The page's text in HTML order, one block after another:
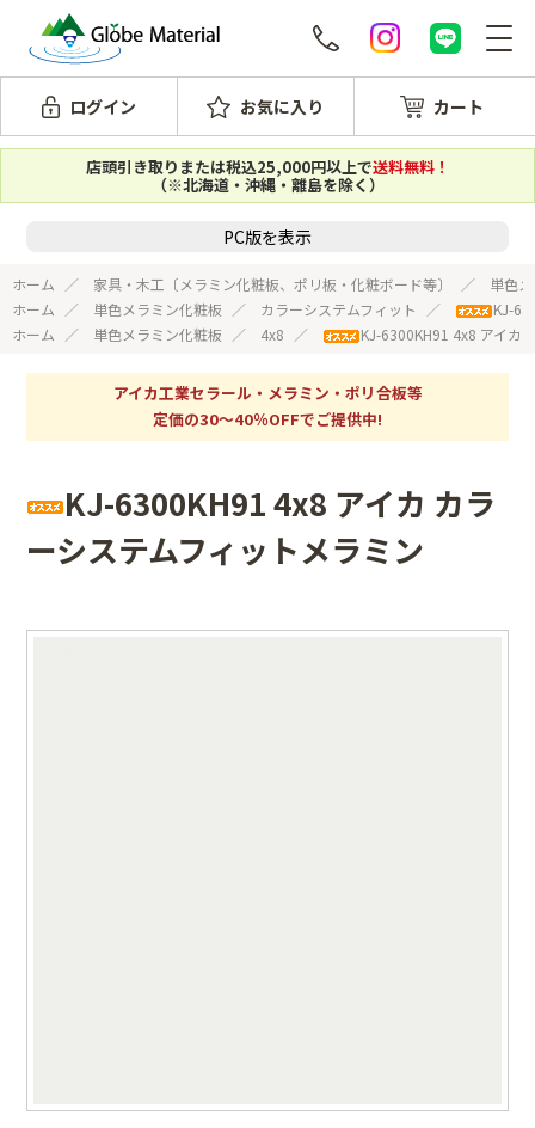
ログイン お気に入り カート
店頭引き取りまたは税込25,000円以上で送料無料！
（※北海道・沖縄・離島を除く）
PC版を表示
ホーム 家具・木工〔メラミン化粧板、ポリ板・化粧ボード等〕
単色
ホーム
単色メラミン化粧板 カラーシステムフィット
KJ-
ホーム
単色メラミン化粧板 4x8 KJ-6300KH91 4x8 アイカ
アイカ工業セラール・メラミン・ポリ合板等
定価の30～40％OFFでご提供中!
KJ-6300KH91 4x8 アイカ カラ
ーシステムフィットメラミン